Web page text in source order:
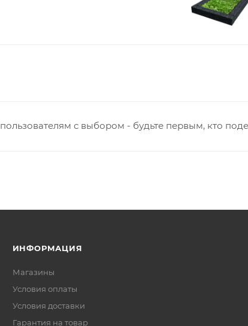
с выбором - будьте первым, кто
ИНФОРМАЦИЯ
Магазины
Условия оплаты
Условия доставки
Гарантия на товар